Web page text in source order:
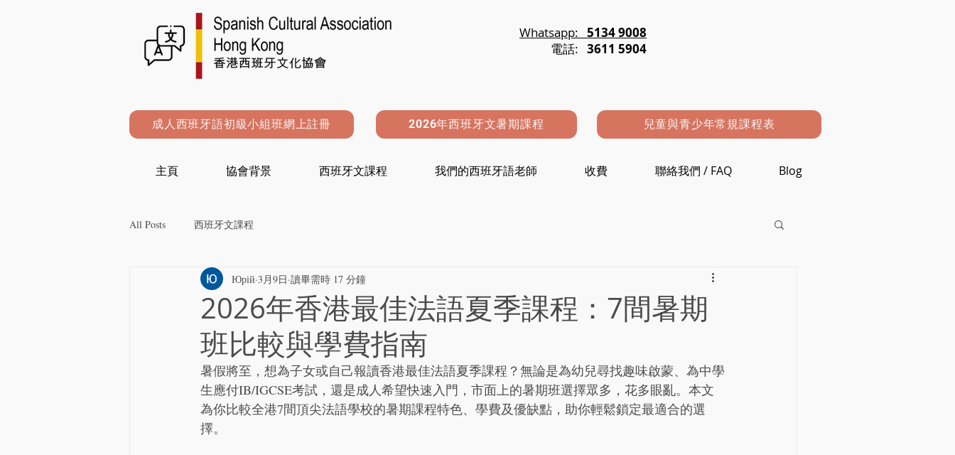
Whatsapp: 5134 9008
電話: 3611 5904
成人西班牙語初級小組班網上註冊 2026年西班牙文暑期課程 兒童與青少年常規課程表
主頁 協會背景 西班牙文課程 我們的西班牙語老師 收費 聯絡我們 / FAQ Blog
All Posts 西班牙文課程
2026年香港最佳法語夏季課程：7間暑期
班比較與學費指南
Юрій 3月9日 讀畢需時 17 分鐘
暑假將至，想為子女或自己報讀香港最佳法語夏季課程？無論是為幼兒尋找趣味啟蒙、為中學
生應付IB/IGCSE考試，還是成人希望快速入門，市面上的暑期班選擇眾多，花多眼亂。本文
為你比較全港7間頂尖法語學校的暑期課程特色、學費及優缺點，助你輕鬆鎖定最適合的選
擇。